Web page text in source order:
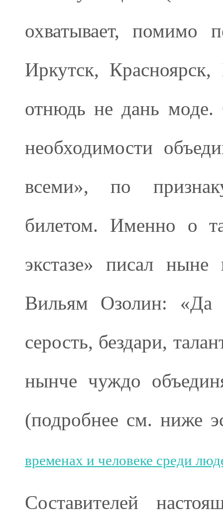
охватывает, помимо
Иркутск,
отнюдь не дань
необходимости
всеми», по
билетом. Именно о
экстазе» писал
Вильям Озолин: «Да
серость, бездари,
нынче чуждо
(подробнее см. ниже
временах и человеке среди
Составителей